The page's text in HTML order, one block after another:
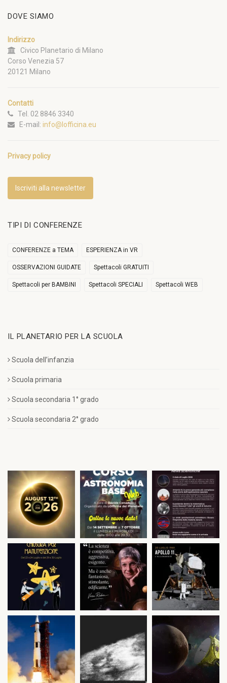
DOVE SIAMO
Indirizzo
Civico Planetario di Milano
Corso Venezia 57
20121 Milano
Contatti
Tel. 02 8846 3340
E-mail: info@lofficina.eu
Privacy policy
Iscriviti alla newsletter
TIPI DI CONFERENZE
CONFERENZE a TEMA ESPERIENZA in VR
OSSERVAZIONI GUIDATE Spettacoli GRATUITI
Spettacoli per BAMBINI Spettacoli SPECIALI Spettacoli WEB
IL PLANETARIO PER LA SCUOLA
Scuola dell’infanzia
Scuola primaria
Scuola secondaria 1° grado
Scuola secondaria 2° grado